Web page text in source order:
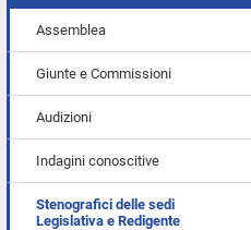
Assemblea
Giunte e Commissioni
Audizioni
Indagini conoscitive
Stenografici delle sedi
Legislativa e Redigente